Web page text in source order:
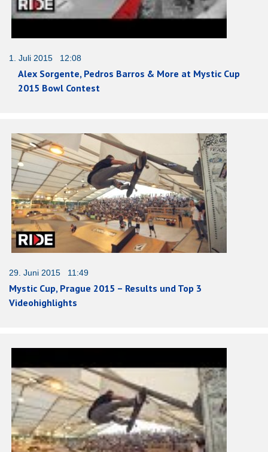
1. Juli 2015 12:08
Alex Sorgente, Pedros Barros & More at Mystic Cup
2015 Bowl Contest
29. Juni 2015 11:49
Mystic Cup, Prague 2015 – Results und Top 3
Videohighlights